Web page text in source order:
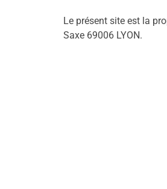
Le présent site est la
Saxe 69006 LYON.